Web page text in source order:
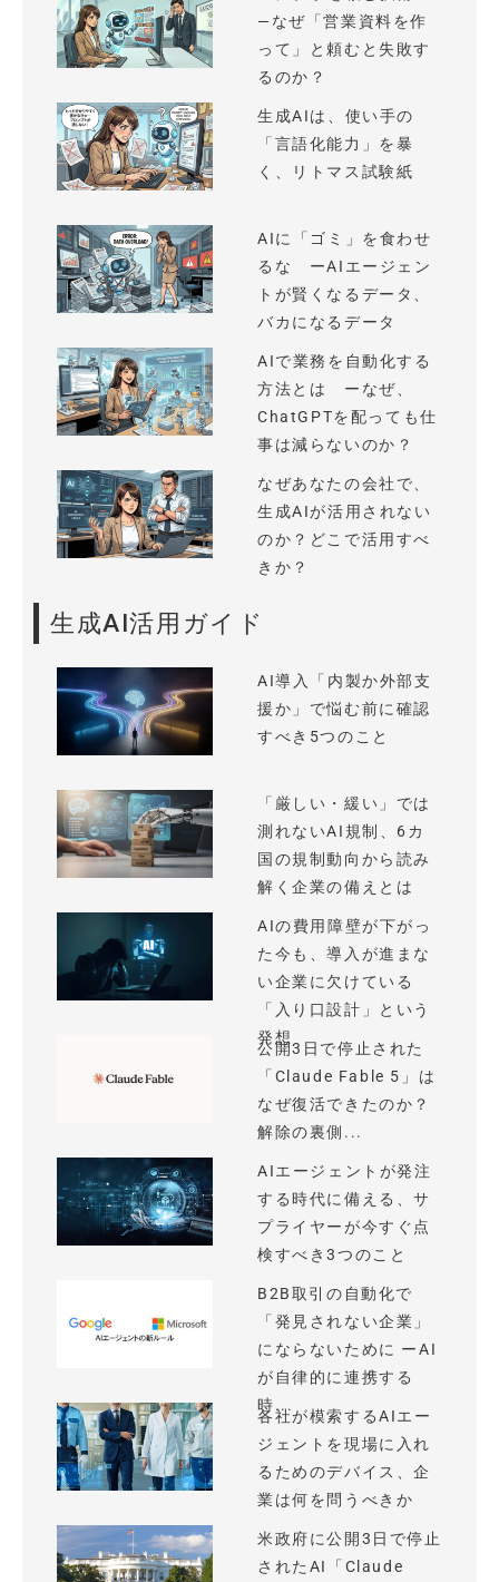
—なぜ「営業資料を作
って」と頼むと失敗す
るのか？
生成AIは、使い手の
「言語化能力」を暴
く、リトマス試験紙
AIに「ゴミ」を食わせ
るな ーAIエージェン
トが賢くなるデータ、
バカになるデータ
AIで業務を自動化する
方法とは ーなぜ、
ChatGPTを配っても仕
事は減らないのか？
なぜあなたの会社で、
生成AIが活用されない
のか？どこで活用すべ
きか？
生成AI活用ガイド
AI導入「内製か外部支
援か」で悩む前に確認
すべき5つのこと
「厳しい・緩い」では
測れないAI規制、6カ
国の規制動向から読み
解く企業の備えとは
AIの費用障壁が下がっ
た今も、導入が進まな
い企業に欠けている
「入り口設計」という
発想
公開3日で停止された
「Claude Fable 5」は
なぜ復活できたのか？
解除の裏側...
AIエージェントが発注
する時代に備える、サ
プライヤーが今すぐ点
検すべき3つのこと
B2B取引の自動化で
「発見されない企業」
にならないために ーAI
が自律的に連携する
時...
各社が模索するAIエー
ジェントを現場に入れ
るためのデバイス、企
業は何を問うべきか
米政府に公開3日で停止
されたAI「Claude